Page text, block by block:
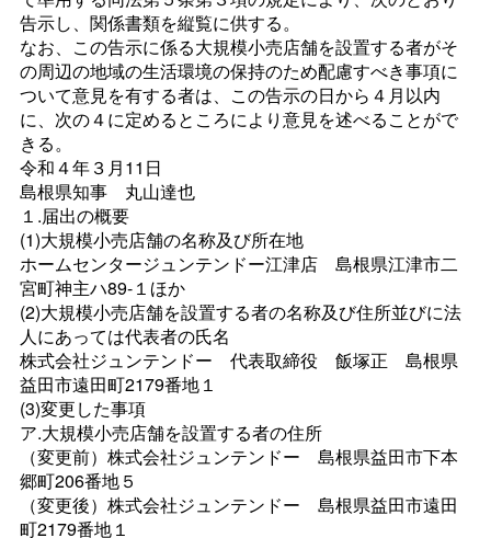
告示し、関係書類を縦覧に供する。
なお、この告示に係る大規模小売店舗を設置する者がそ
の周辺の地域の生活環境の保持のため配慮すべき事項に
ついて意見を有する者は、この告示の日から４月以内
に、次の４に定めるところにより意見を述べることがで
きる。
令和４年３月11日
島根県知事 丸山達也
１.届出の概要
(1)大規模小売店舗の名称及び所在地
ホームセンタージュンテンドー江津店 島根県江津市二
宮町神主ハ89-１ほか
(2)大規模小売店舗を設置する者の名称及び住所並びに法
人にあっては代表者の氏名
株式会社ジュンテンドー 代表取締役 飯塚正 島根県
益田市遠田町2179番地１
(3)変更した事項
ア.大規模小売店舗を設置する者の住所
（変更前）株式会社ジュンテンドー 島根県益田市下本
郷町206番地５
（変更後）株式会社ジュンテンドー 島根県益田市遠田
町2179番地１